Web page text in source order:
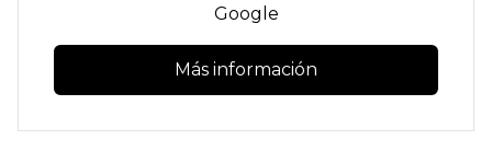
Google
Más información